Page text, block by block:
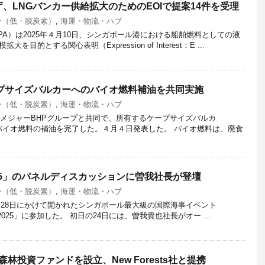
LNGバンカー供給拡大のためのEOIで提案14件を受理
低・脱炭素） , 海運・物流・ハブ
）は2025年４月10日、シンガポール港における船舶燃料としての液
拡大を目的とする関心表明（Expression of Interest：E ...
イズバルカーへのバイオ燃料補油を共同実施
低・脱炭素） , 海運・物流・ハブ
ジャーBHPグループと共同で、所有するケープサイズバルカ
イオ燃料の補油を完了した。４月４日発表した。 バイオ燃料は、廃食
のパネルディスカッションに曽我社長が登壇
低・脱炭素） , 海運・物流・ハブ
日にかけて開かれたシンガポール最大級の国際海事イベント
」に参加した。 初日の24日には、曽我貴也社長がオー ...
林投資ファンドを設立、New Forests社と提携